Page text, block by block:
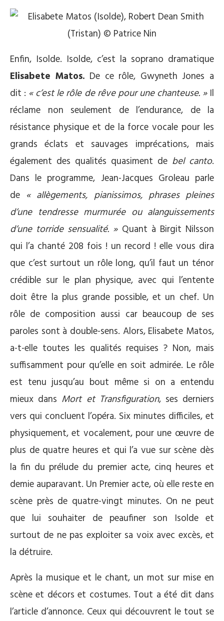
Enfin, Isolde. Isolde, c’est la soprano dramatique
Elisabete Matos. De ce rôle, Gwyneth Jones a
dit : « c’est le rôle de rêve pour une chanteuse. »Il
réclame non seulement de l’endurance, de la
résistance physique et de la force vocale pour les
grands éclats et sauvages imprécations, mais
également des qualités quasiment de bel canto.
Dans le programme, Jean-Jacques Groleau parle
de « allègements, pianissimos, phrases pleines
d’une tendresse murmurée ou alanguissements
d’une torride sensualité. »Quant à Birgit Nilsson
qui l’a chanté 208 fois ! un record ! elle vous dira
que c’est surtout un rôle long, qu’il faut un ténor
crédible sur le plan physique, avec qui l’entente
doit être la plus grande possible, et un chef. Un
rôle de composition aussi car beaucoup de ses
paroles sont à double-sens. Alors, Elisabete Matos,
a-t-elle toutes les qualités requises ? Non, mais
suffisamment pour qu’elle en soit admirée. Le rôle
est tenu jusqu’au bout même si on a entendu
mieux dans Mort et Transfiguration, ses derniers
vers qui concluent l’opéra. Six minutes difficiles, et
physiquement, et vocalement, pour une œuvre de
plus de quatre heures et qui l’a vue sur scène dès
la fin du prélude du premier acte, cinq heures et
demie auparavant. Un Premier acte, où elle reste en
scène près de quatre-vingt minutes. On ne peut
que lui souhaiter de peaufiner son Isolde et
surtout de ne pas exploiter sa voix avec excès, et
la détruire.
Après la musique et le chant, un mot sur mise en
scène et décors et costumes. Tout a été dit dans
l’article d’annonce. Ceux qui découvrent le tout se